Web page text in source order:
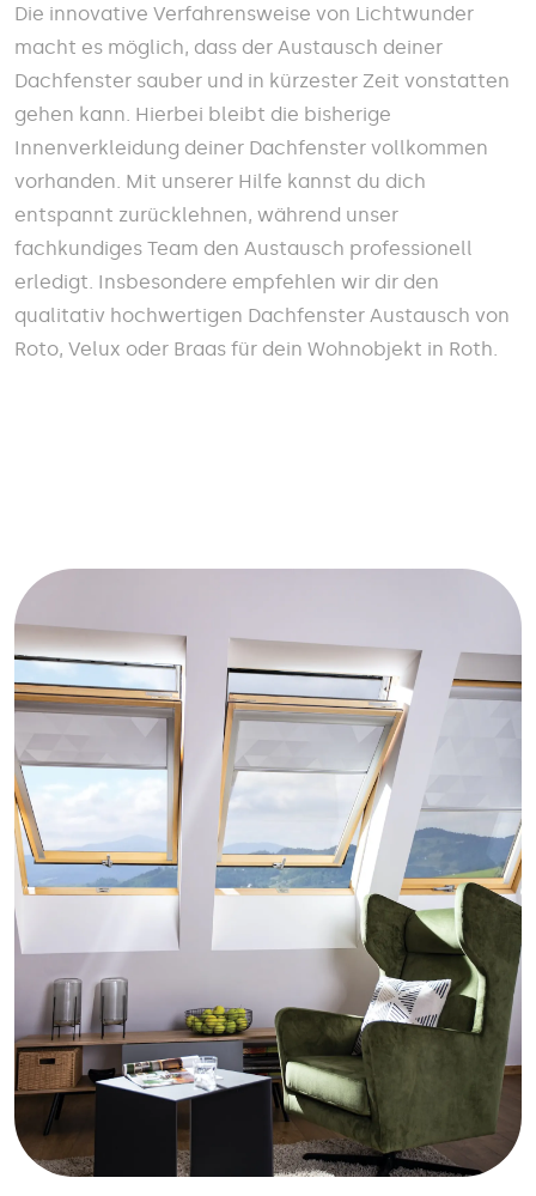
Die innovative Verfahrensweise von Lichtwunder
macht es möglich, dass der Austausch deiner
Dachfenster sauber und in kürzester Zeit vonstatten
gehen kann. Hierbei bleibt die bisherige
Innenverkleidung deiner Dachfenster vollkommen
vorhanden. Mit unserer Hilfe kannst du dich
entspannt zurücklehnen, während unser
fachkundiges Team den Austausch professionell
erledigt. Insbesondere empfehlen wir dir den
qualitativ hochwertigen Dachfenster Austausch von
Roto, Velux oder Braas für dein Wohnobjekt in Roth.